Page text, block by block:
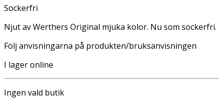
Sockerfri
Njut av Werthers Original mjuka kolor. Nu som sockerfri.
Följ anvisningarna på produkten/bruksanvisningen
I lager online
Ingen vald butik